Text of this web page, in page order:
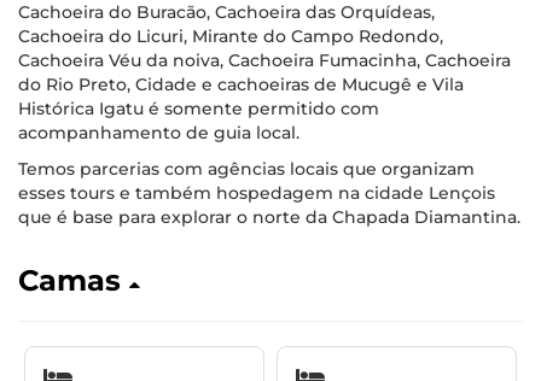
Cachoeira do Buracão, Cachoeira das Orquídeas,
Cachoeira do Licuri, Mirante do Campo Redondo,
Cachoeira Véu da noiva, Cachoeira Fumacinha, Cachoeira
do Rio Preto, Cidade e cachoeiras de Mucugê e Vila
Histórica Igatu é somente permitido com
acompanhamento de guia local.
Temos parcerias com agências locais que organizam
esses tours e também hospedagem na cidade Lençois
que é base para explorar o norte da Chapada Diamantina.
Camas